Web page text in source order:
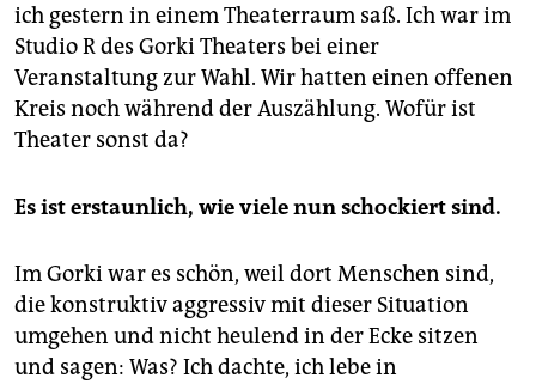
ich gestern in einem Theaterraum saß. Ich war im
Studio R des Gorki Theaters bei einer
Veranstaltung zur Wahl. Wir hatten einen offenen
Kreis noch während der Auszählung. Wofür ist
Theater sonst da?
Es ist erstaunlich, wie viele nun schockiert sind.
Im Gorki war es schön, weil dort Menschen sind,
die konstruktiv aggressiv mit dieser Situation
umgehen und nicht heulend in der Ecke sitzen
und sagen: Was? Ich dachte, ich lebe in